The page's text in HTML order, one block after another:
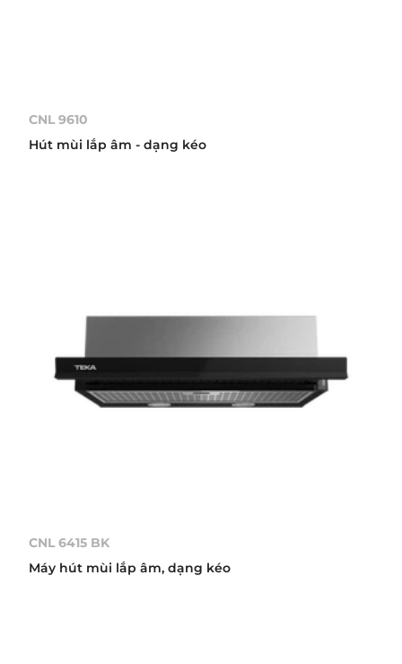
CNL 9610
Hút mùi lắp âm - dạng kéo
CNL 6415 BK
Máy hút mùi lắp âm, dạng kéo